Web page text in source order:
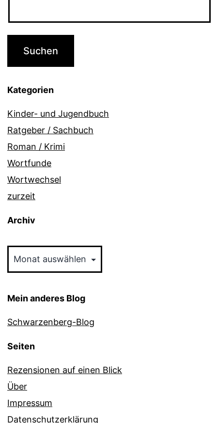
Kategorien
Kinder- und Jugendbuch
Ratgeber / Sachbuch
Roman / Krimi
Wortfunde
Wortwechsel
zurzeit
Archiv
Mein anderes Blog
Schwarzenberg-Blog
Seiten
Rezensionen auf einen Blick
Über
Impressum
Datenschutzerklärung